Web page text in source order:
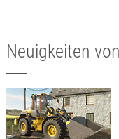
Neuigkeiten